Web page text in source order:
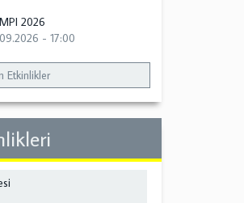
2026
- 17:00
Etkinlikler